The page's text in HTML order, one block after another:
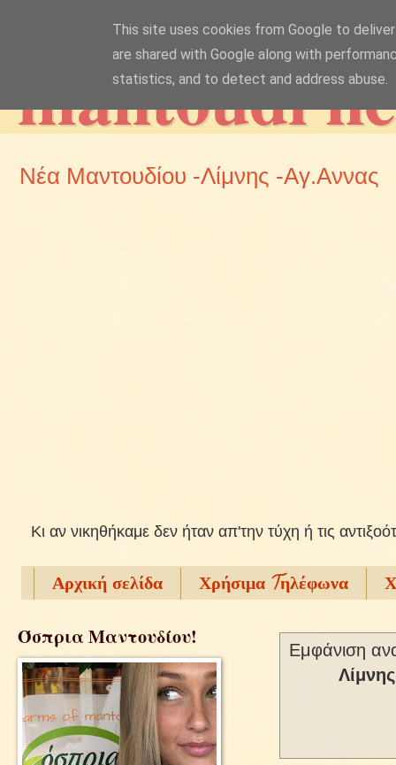
mantoudi
Νέα Μαντουδίου -Λίμνης -Αγ.Αννας
Kι αν νικηθήκαμε δεν ήταν απ'την τύχη ή τις
Αρχική σελίδα Χρήσιμα Tηλέφωνα
Εμφάνιση
Όσπρια Μαντουδίου!
This site uses cookies from Google to
are shared with Google along with
statistics, and to detect and address abuse.